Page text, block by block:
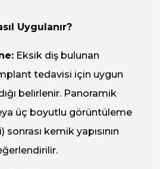
Uygulanır?
Eksik diş bulunan
tedavisi için uygun
belirlenir. Panoramik
üç boyutlu görüntüleme
kemik yapısının